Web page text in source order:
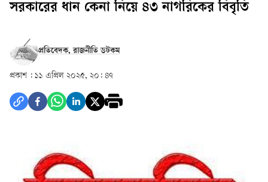
সরকারের ধান কেনা নিয়ে ৪৩ নাগরিকের বিবৃতি
প্রতিবেদক, রাজনীতি ডটকম
প্রকাশ : ১১ এপ্রিল ২০২৫, ২০: ৪৭